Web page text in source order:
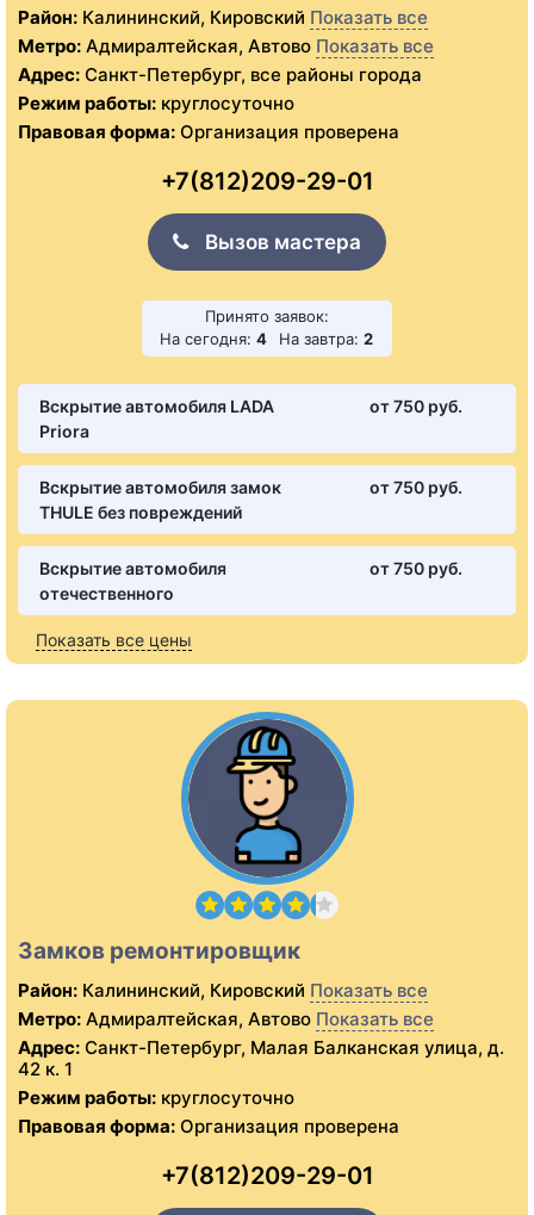
Район: Калининский, Кировский Показать все
Метро: Адмиралтейская, Автово Показать все
Адрес: Санкт-Петербург, все районы города
Режим работы: круглосуточно
Правовая форма: Организация проверена
+7(812)209-29-01
Вызов мастера
Принято заявок:
На сегодня: 4 На завтра: 2
Вскрытие автомобиля LADA
Priora
от 750 pуб.
Вскрытие автомобиля замок
THULE без повреждений
от 750 pуб.
Вскрытие автомобиля
отечественного
от 750 pуб.
Показать все цены
Замков ремонтировщик
Район: Калининский, Кировский Показать все
Метро: Адмиралтейская, Автово Показать все
Адрес: Санкт-Петербург, Малая Балканская улица, д.
42 к. 1
Режим работы: круглосуточно
Правовая форма: Организация проверена
+7(812)209-29-01